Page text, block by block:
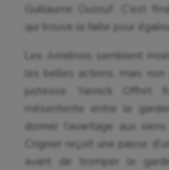
Auto
Ballon au poing
Baseball
Billard
Guillaume Ouzouf. C’est
qui trouve la faille pour
Les Amiénois semblent
les belles actions, mais
justesse. Yannick Offret
mésentente entre le
donner l’avantage aux siens.
Crignier reçoit une passe
avant de tromper le